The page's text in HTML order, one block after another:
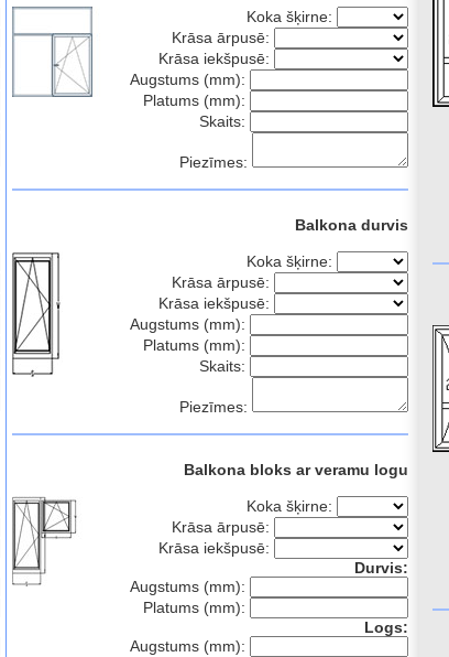
Koka šķirne:
Krāsa ārpusē:
Krāsa iekšpusē:
Augstums (mm):
Platums (mm):
Skaits:
Piezīmes:
Balkona durvis
Koka šķirne:
Krāsa ārpusē:
Krāsa iekšpusē:
Augstums (mm):
Platums (mm):
Skaits:
Piezīmes:
Balkona bloks ar veramu logu
Koka šķirne:
Krāsa ārpusē:
Krāsa iekšpusē:
Durvis:
Augstums (mm):
Platums (mm):
Logs:
Augstums (mm):